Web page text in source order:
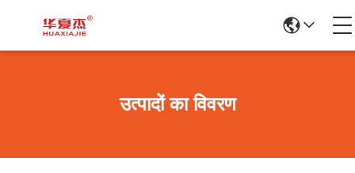
उत्पादों का विवरण